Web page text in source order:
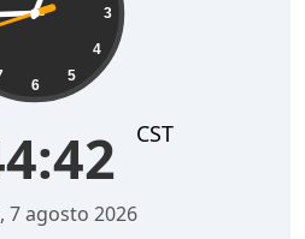
3
4
5
6
CST
7 agosto 2026